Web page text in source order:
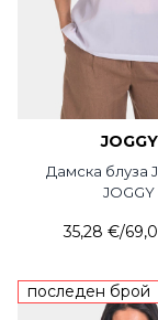
JOGGY
Дамска блуза
JOGGY
35,28 €/
последен брой